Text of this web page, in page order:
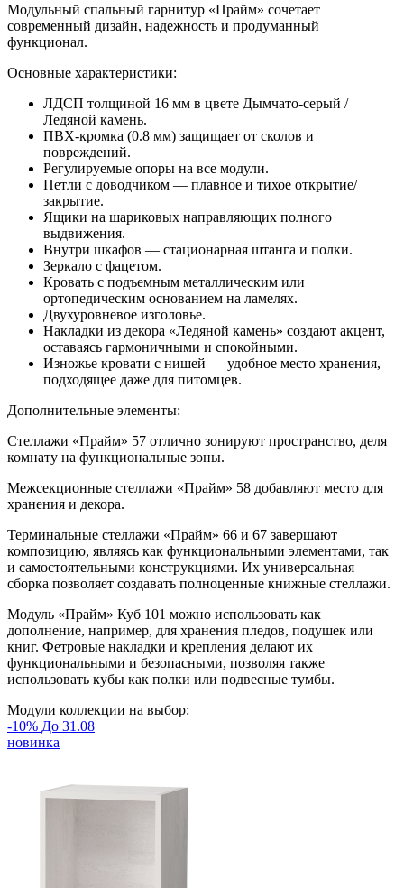
Модульный спальный гарнитур «Прайм» сочетает
современный дизайн, надежность и продуманный
функционал.
Основные характеристики:
ЛДСП толщиной 16 мм в цвете Дымчато-серый /
Ледяной камень.
ПВХ-кромка (0.8 мм) защищает от сколов и
повреждений.
Регулируемые опоры на все модули.
Петли с доводчиком — плавное и тихое открытие/
закрытие.
Ящики на шариковых направляющих полного
выдвижения.
Внутри шкафов — стационарная штанга и полки.
Зеркало с фацетом.
Кровать с подъемным металлическим или
ортопедическим основанием на ламелях.
Двухуровневое изголовье.
Накладки из декора «Ледяной камень» создают акцент,
оставаясь гармоничными и спокойными.
Изножье кровати с нишей — удобное место хранения,
подходящее даже для питомцев.
Дополнительные элементы:
Стеллажи «Прайм» 57 отлично зонируют пространство, деля
комнату на функциональные зоны.
Межсекционные стеллажи «Прайм» 58 добавляют место для
хранения и декора.
Терминальные стеллажи «Прайм» 66 и 67 завершают
композицию, являясь как функциональными элементами, так
и самостоятельными конструкциями. Их универсальная
сборка позволяет создавать полноценные книжные стеллажи.
Модуль «Прайм» Куб 101 можно использовать как
дополнение, например, для хранения пледов, подушек или
книг. Фетровые накладки и крепления делают их
функциональными и безопасными, позволяя также
использовать кубы как полки или подвесные тумбы.
Модули коллекции на выбор:
-10% До 31.08
новинка